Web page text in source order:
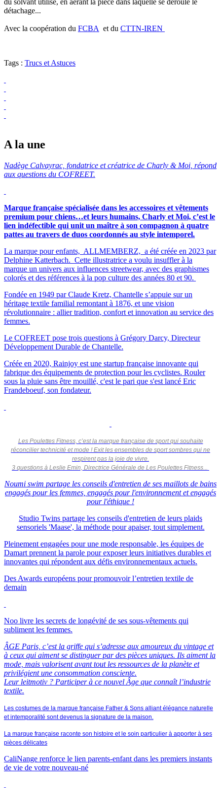
détachage...
Avec la coopération du FCBA et du CTTN-IREN
Tags : Trucs et Astuces
A la une
Nadège Calvayrac, fondatrice et créatrice de Charly & Moi, répond
aux questions du COFREET.
Marque française spécialisée dans les accessoires et vêtements
premium pour chiens…et leurs humains, Charly et Moi, c’est le
lien indéfectible qui unit un maître à son compagnon à quatre
pattes au travers de duos coordonnés au style intemporel.
La marque pour enfants, ALLMEMBERZ, a été créée en 2023 par
Delphine Katterbach. Cette illustratrice a voulu insuffler à la
marque un univers aux influences streetwear, avec des graphismes
colorés et des références à la pop culture des années 80 et 90.
Fondée en 1949 par Claude Kretz, Chantelle s’appuie sur un
héritage textile familial remontant à 1876, et une vision
révolutionnaire : allier tradition, confort et innovation au service des
femmes.
Le COFREET pose trois questions à Grégory Darcy, Directeur
Développement Durable de Chantelle.
Créée en 2020, Rainjoy est une startup française innovante qui
fabrique des équipements de protection pour les cyclistes. Rouler
sous la pluie sans être mouillé, c'est le pari que s'est lancé Eric
Frandeboeuf, son fondateur.
Les Poulettes Fitness, c’est la marque française de sport qui souhaite
réconcilier technicité et mode ! Exit les ensembles de sport sombres qui ne
respirent pas la joie de vivre.
3 questions à Leslie Emin, Directrice Générale de Les Poulettes Fitness...
Noumi swim partage les conseils d'entretien de ses maillots de bains
engagés pour les femmes, engagés pour l'environnement et engagés
pour l'éthique !
Studio Twins partage les conseils d'entretien de leurs plaids
sensoriels 'Maase', la méthode pour apaiser, tout simplement.
Pleinement engagées pour une mode responsable, les équipes de
Damart prennent la parole pour exposer leurs initiatives durables et
innovantes qui répondent aux défis environnementaux actuels.
Des Awards européens pour promouvoir l’entretien textile de
demain
Noo livre les secrets de longévité de ses sous-vêtements qui
subliment les femmes.
ÂGE Paris, c’est la griffe qui s’adresse aux amoureux du vintage et
à ceux qui aiment se distinguer par des pièces uniques. Ils aiment la
mode, mais valorisent avant tout les ressources de la planète et
privilégient une consommation consciente.
Leur leitmotiv ? Participer à ce nouvel Âge que connaît l’industrie
textile.
Les costumes de la marque française Father & Sons alliant élégance naturelle
et intemporalité sont devenus la signature de la maison.
La marque française raconte son histoire et le soin particulier à apporter à ses
pièces délicates
CaliNange renforce le lien parents-enfant dans les premiers instants
de vie de votre nouveau-né